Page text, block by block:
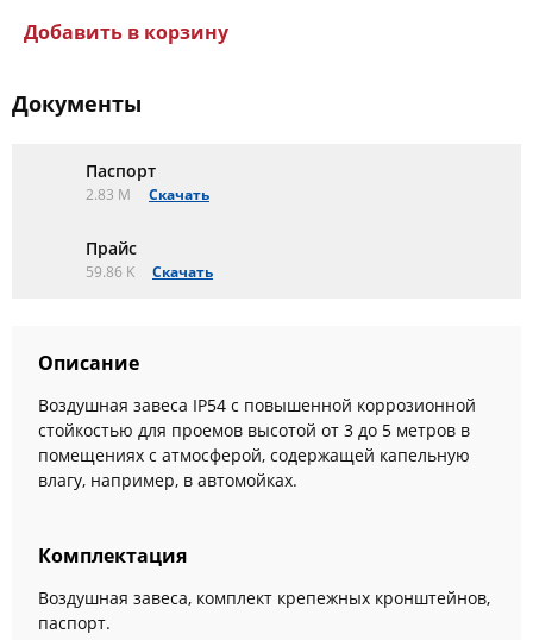
Добавить в корзину
Документы
Паспорт
2.83 M Скачать
Прайс
59.86 K Скачать
Описание
Воздушная завеса IP54 с повышенной коррозионной
стойкостью для проемов высотой от 3 до 5 метров в
помещениях с атмосферой, содержащей капельную
влагу, например, в автомойках.
Комплектация
Воздушная завеса, комплект крепежных кронштейнов,
паспорт.